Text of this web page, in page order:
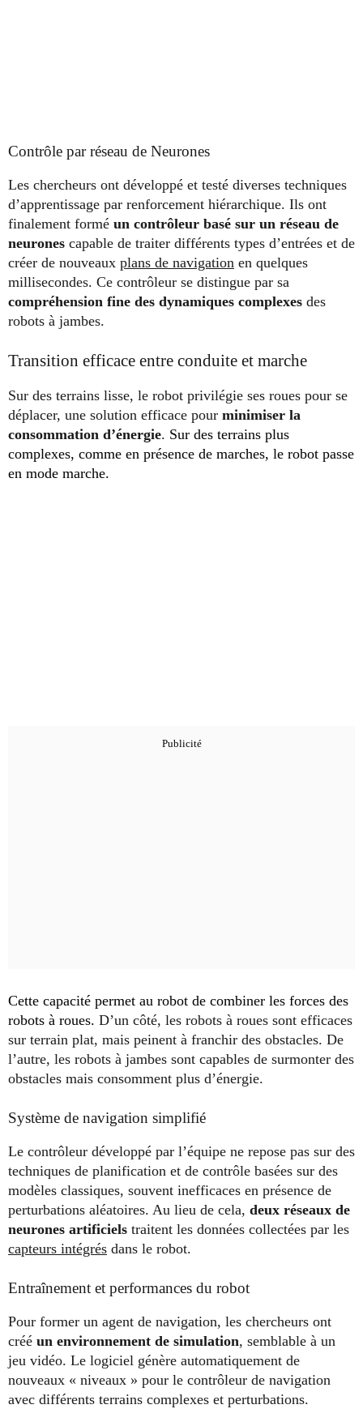
Contrôle par réseau de Neurones
Les chercheurs ont développé et testé diverses techniques
d’apprentissage par renforcement hiérarchique. Ils ont
finalement formé un contrôleur basé sur un réseau de
neurones capable de traiter différents types d’entrées et de
créer de nouveaux plans de navigation en quelques
millisecondes. Ce contrôleur se distingue par sa
compréhension fine des dynamiques complexes des
robots à jambes.
Transition efficace entre conduite et marche
Sur des terrains lisse, le robot privilégie ses roues pour se
déplacer, une solution efficace pour minimiser la
consommation d’énergie. Sur des terrains plus
complexes, comme en présence de marches, le robot passe
en mode marche.
Cette capacité permet au robot de combiner les forces des
robots à roues. D’un côté, les robots à roues sont efficaces
sur terrain plat, mais peinent à franchir des obstacles. De
l’autre, les robots à jambes sont capables de surmonter des
obstacles mais consomment plus d’énergie.
Système de navigation simplifié
Le contrôleur développé par l’équipe ne repose pas sur des
techniques de planification et de contrôle basées sur des
modèles classiques, souvent inefficaces en présence de
perturbations aléatoires. Au lieu de cela, deux réseaux de
neurones artificiels traitent les données collectées par les
capteurs intégrés dans le robot.
Entraînement et performances du robot
Pour former un agent de navigation, les chercheurs ont
créé un environnement de simulation, semblable à un
jeu vidéo. Le logiciel génère automatiquement de
nouveaux « niveaux » pour le contrôleur de navigation
avec différents terrains complexes et perturbations.